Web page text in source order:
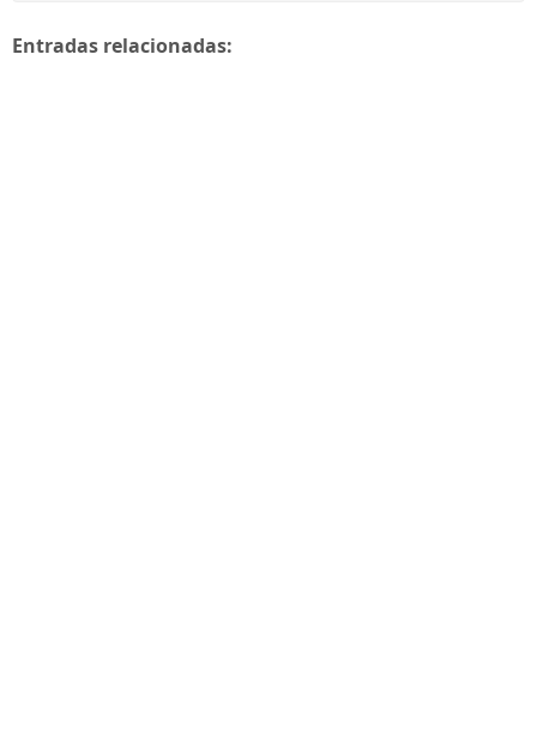
Entradas relacionadas: